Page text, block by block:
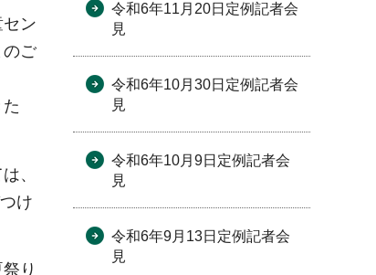
ン
のご
、
け
り
令和6年11月20日定例記者会
見
令和6年10月30日定例記者会
見
令和6年10月9日定例記者会
見
令和6年9月13日定例記者会
見